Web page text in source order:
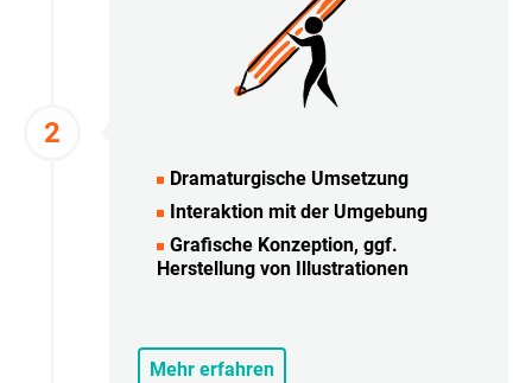
Dramaturgische Umsetzung
Interaktion mit der Umgebung
Grafische Konzeption, ggf.
Herstellung von Illustrationen
Mehr erfahren